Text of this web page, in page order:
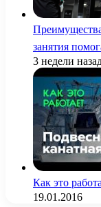
занятия
3 недели
Как это
19.01.2016